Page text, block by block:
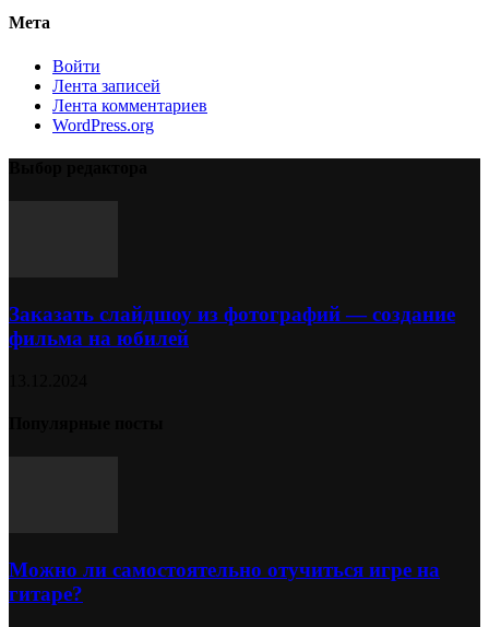
Мета
Войти
Лента записей
Лента комментариев
WordPress.org
Заказать слайдшоу из фотографий — создание
фильма на юбилей
Можно ли самостоятельно отучиться игре на
гитаре?